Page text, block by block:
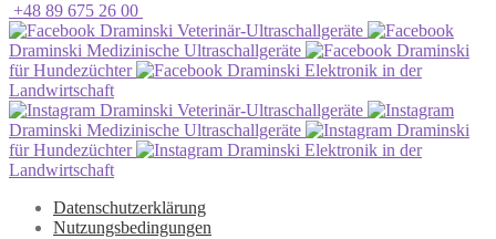
+48 89 675 26 00
Draminski Veterinär-Ultraschallgeräte
Draminski Medizinische Ultraschallgeräte
Draminski
für Hundezüchter
Draminski Elektronik in der
Landwirtschaft
Draminski Veterinär-Ultraschallgeräte
Draminski Medizinische Ultraschallgeräte
Draminski
für Hundezüchter
Draminski Elektronik in der
Landwirtschaft
Datenschutzerklärung
Nutzungsbedingungen